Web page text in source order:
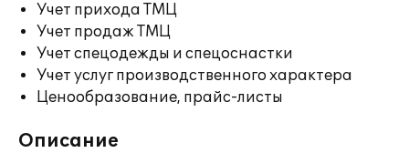
Учет прихода ТМЦ
Учет продаж ТМЦ
Учет спецодежды и спецоснастки
Учет услуг производственного характера
Ценообразование, прайс-листы
Описание